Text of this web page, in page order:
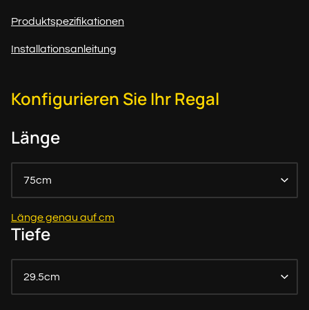
Produktspezifikationen
Installationsanleitung
Konfigurieren Sie Ihr Regal
Länge
75cm
Länge genau auf cm
Tiefe
29.5cm